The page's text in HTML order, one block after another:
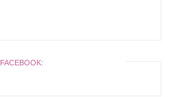
FACEBOOK: